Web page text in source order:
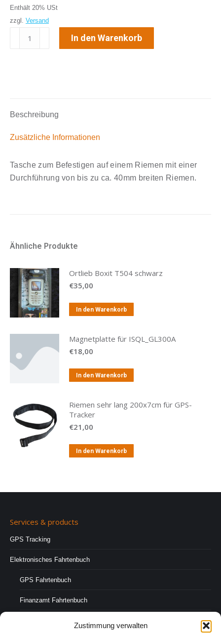
Zustimmung verwalten
Enthält 20% USt
zzgl. Versand
Battery
LTE
In den Warenkorb
Beschreibung
Zusätzliche Informationen
Tasche zum Befestigen auf einem Riemen mit einer
Durchführung von bis zu ca. 40mm breiten Riemen.
Ähnliche Produkte
Ortlieb Boxit T504 schwarz
€35,00
In den Warenkorb
Magnetplatte für ISQL_GL300A
€18,00
In den Warenkorb
Riemen sehr lang 200x7cm für GPS-
Tracker
€21,00
In den Warenkorb
Services & products
GPS Tracking
Elektronisches Fahrtenbuch
GPS Fahrtenbuch
Finanzamt Fahrtenbuch